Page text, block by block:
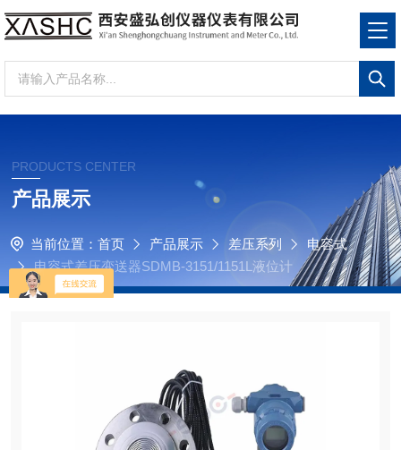
PRODUCTS CENTER
产品展示
当前位置： 首页 产品展示 差压系列
电容式
电容式差压变送器SDMB-3151/1151L液位计